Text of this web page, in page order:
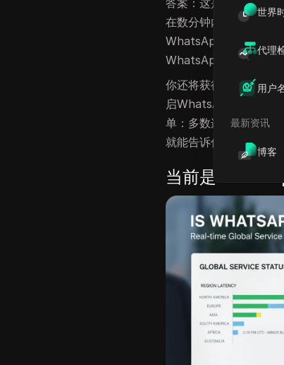
世界
代理
用户
最新资讯
博客
答案：这是全球性故障
在数分钟内完成的清
WhatsApp页面确认服
WhatsApp帮助中心获
你还将获得一套实用的
启WhatsApp、更新应
单：多数连接故障初期
就能告诉你是该等待还
当前是